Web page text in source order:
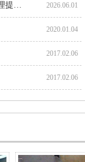
深耕南京电泳产业 助力区域制造业表面处理提质发展 2026.06.01
2020.01.04
2017.02.06
2017.02.06